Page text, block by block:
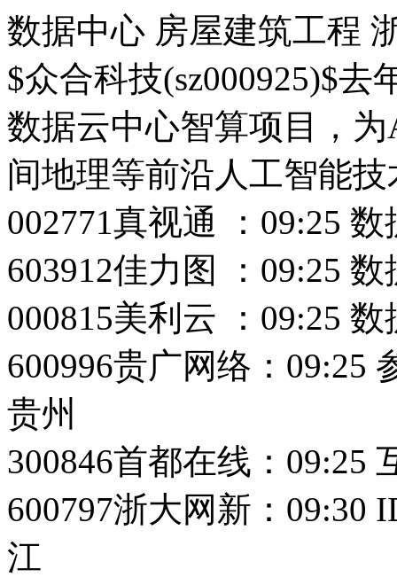
数据中心 房屋建筑工程
$众合科技(sz000925)$
数据云中心智算项目，
间地理等前沿人工智能
002771真视通 ：09:25
603912佳力图 ：09:25
000815美利云 ：09:25
600996贵广网络：09:25
贵州
300846首都在线：09:25
600797浙大网新：09:30
江